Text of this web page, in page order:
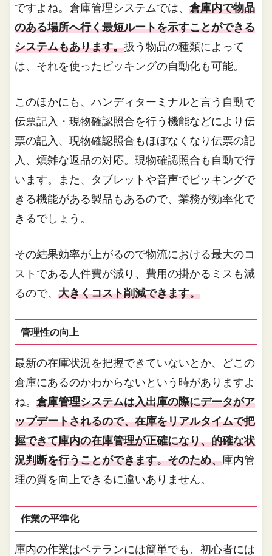
ですよね。倉庫管理システムでは、倉庫内で物品
のある場所へ行く最短ルートを示すことができる
システムもあります。扱う物品の種類によって
は、それを使ったピッキングの自動化も可能。
このほかにも、ハンディターミナルと言う自動で
伝票記入・現物確認照合を行う機能などにより伝
票の記入、現物確認照合もほぼなくなり伝票の記
入、煩雑な返品の対応。現物確認照合も自動で行
います。また、タブレットや音声でピッキングで
きる機能がある製品もあるので、業務が効率化で
きるでしょう。
その結果効率が上がるので物流における最大のコ
ストである人件費が減り、費用の掛かるミスも減
るので、大きくコスト削減できます。
管理性の向上
最新の在庫状況を把握できていないとか、どこの
倉庫にあるのかわからないという時がありますよ
ね。倉庫管理システムは入出庫の際にデータがア
ップデートされるので、在庫をリアルタイムで把
握できて庫内の在庫管理が正確になり、的確な状
況判断を行うことができます。そのため、庫内管
理の質を向上できるに違いありません。
作業の平準化
庫内の作業はベテランには簡単でも、初心者には